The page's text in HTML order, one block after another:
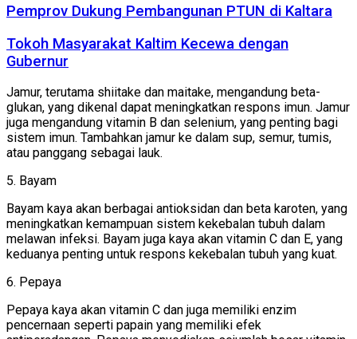
Pemprov Dukung Pembangunan PTUN di Kaltara
Tokoh Masyarakat Kaltim Kecewa dengan
Gubernur
Jamur, terutama shiitake dan maitake, mengandung beta-
glukan, yang dikenal dapat meningkatkan respons imun. Jamur
juga mengandung vitamin B dan selenium, yang penting bagi
sistem imun. Tambahkan jamur ke dalam sup, semur, tumis,
atau panggang sebagai lauk.
5. Bayam
Bayam kaya akan berbagai antioksidan dan beta karoten, yang
meningkatkan kemampuan sistem kekebalan tubuh dalam
melawan infeksi. Bayam juga kaya akan vitamin C dan E, yang
keduanya penting untuk respons kekebalan tubuh yang kuat.
6. Pepaya
Pepaya kaya akan vitamin C dan juga memiliki enzim
pencernaan seperti papain yang memiliki efek